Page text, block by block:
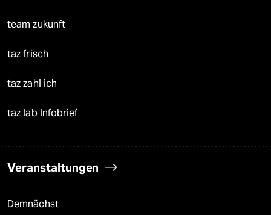
team zukunft
taz frisch
taz zahl ich
taz lab Infobrief
Veranstaltungen
Demnächst